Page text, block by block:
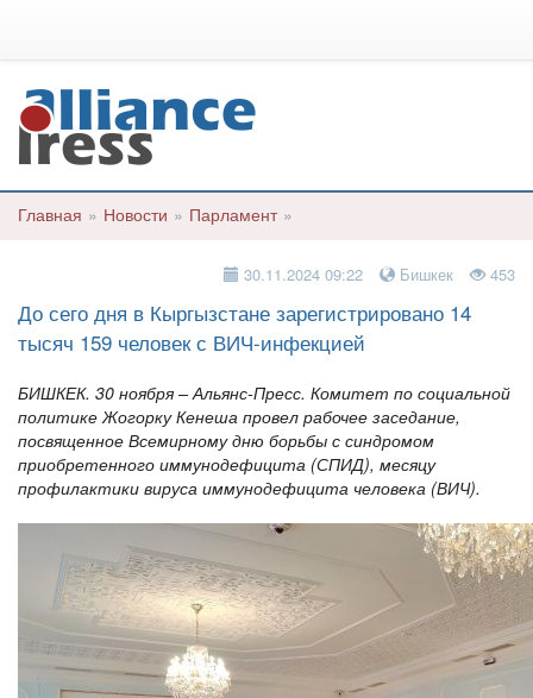
Главная » Новости » Парламент »
30.11.2024 09:22 Бишкек 453
До сего дня в Кыргызстане зарегистрировано 14
тысяч 159 человек с ВИЧ-инфекцией
БИШКЕК. 30 ноября – Альянс-Пресс. Комитет по социальной
политике Жогорку Кенеша провел рабочее заседание,
посвященное Всемирному дню борьбы с синдромом
приобретенного иммунодефицита (СПИД), месяцу
профилактики вируса иммунодефицита человека (ВИЧ).